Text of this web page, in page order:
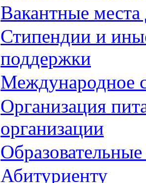
Вакантные
Стипендии и
поддержки
Международное
Организация
организации
Абитуриенту